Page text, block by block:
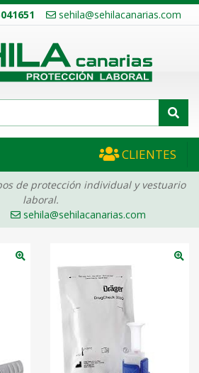
sehila@sehilacanarias.com
CLIENTES
de protección individual y vestuario
laboral.
sehila@sehilacanarias.com